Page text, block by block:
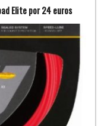
Elite por 24 euros